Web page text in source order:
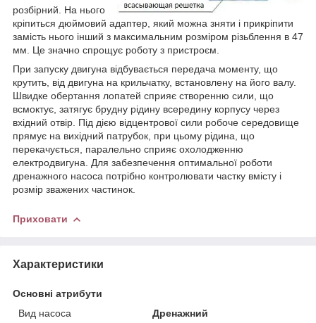
розбірний. На нього
кріпиться дюймовий адаптер, який можна зняти і прикріпити
замість нього інший з максимальним розміром різьблення в 47
мм. Це значно спрощує роботу з пристроєм.
При запуску двигуна відбувається передача моменту, що
крутить, від двигуна на крильчатку, встановлену на його валу.
Швидке обертання лопатей сприяє створенню сили, що
всмоктує, затягує брудну рідину всередину корпусу через
вхідний отвір. Під дією відцентрової сили робоче середовище
прямує на вихідний патрубок, при цьому рідина, що
перекачується, паралельно сприяє охолодженню
електродвигуна. Для забезпечення оптимальної роботи
дренажного насоса потрібно контролювати частку вмісту і
розмір зважених частинок.
Приховати
Характеристики
Основні атрибути
Вид насоса
Дренажний